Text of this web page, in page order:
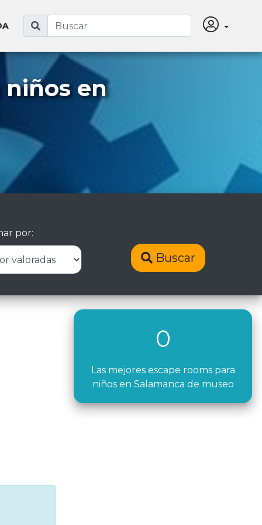
niños en
por:
Buscar
0
Las mejores escape rooms para
niños en Salamanca de museo